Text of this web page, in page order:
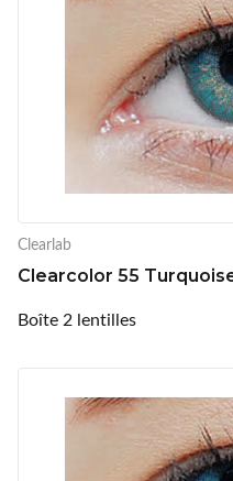
Clearlab
Clearcolor 55
Boîte 2 lentilles